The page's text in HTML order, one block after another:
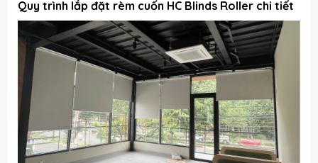
Quy trình lắp đặt rèm cuốn HC Blinds Roller chi tiết